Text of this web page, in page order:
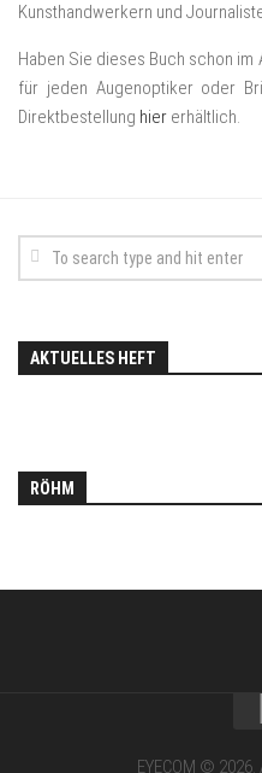
Kunsthandwerkern und
Haben Sie dieses Buch schon
für jeden Augenoptiker oder
Direktbestellung hier erhältlich.
AKTUELLES HEFT
RÖHM
EYECOM ©